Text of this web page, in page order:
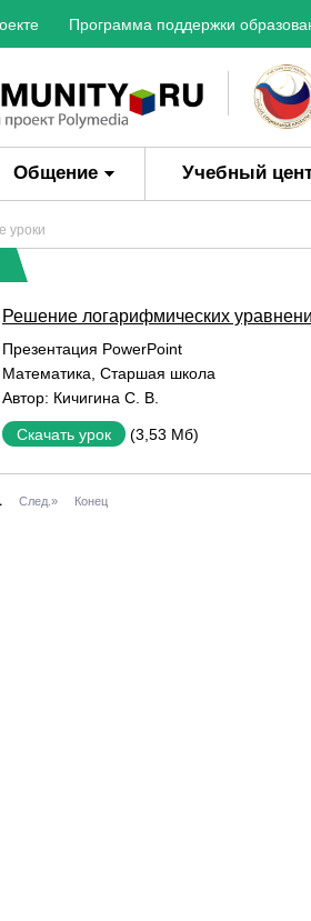
Программа поддержки
Общение Учебный
уроки
Решение логарифмических
Презентация PowerPoint
Математика Старшая школа
Автор: Кичигина С. В.
Скачать урок (3,53 Мб)
След.» Конец